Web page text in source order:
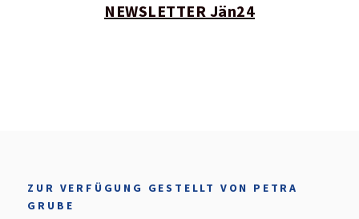
NEWSLETTER Jän24
ZUR VERFÜGUNG GESTELLT VON PETRA
GRUBE